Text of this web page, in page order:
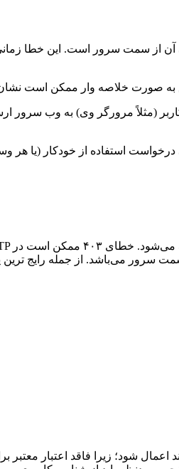
از طرف کاربر (مثلاً مرورگر وی) به
استفاده از خودکار (یا هر